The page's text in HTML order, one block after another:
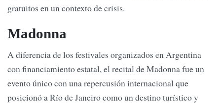
gratuitos en un contexto de crisis.
Madonna
A diferencia de los festivales organizados en Argentina
con financiamiento estatal, el recital de Madonna fue un
evento único con una repercusión internacional que
posicionó a Río de Janeiro como un destino turístico y